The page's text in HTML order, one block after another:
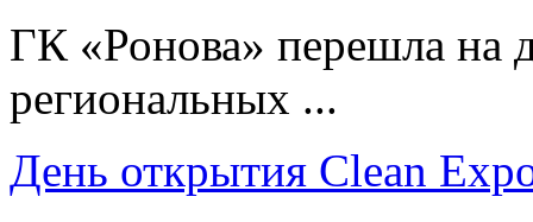
ГК «Ронова» перешла на
региональных ...
День открытия Clean